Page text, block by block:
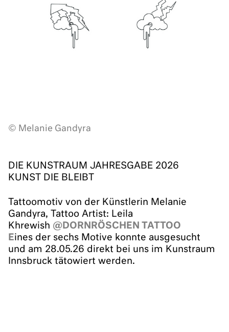
© Melanie Gandyra
DIE KUNSTRAUM JAHRESGABE 2026
KUNST DIE BLEIBT
Tattoomotiv von der Künstlerin Melanie
Gandyra, Tattoo Artist: Leila
Khrewish @DORNRÖSCHEN TATTOO
Eines der sechs Motive konnte ausgesucht
und am 28.05.26 direkt bei uns im Kunstraum
Innsbruck tätowiert werden.